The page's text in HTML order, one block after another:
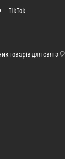
TikTok
товарів для свята🎈